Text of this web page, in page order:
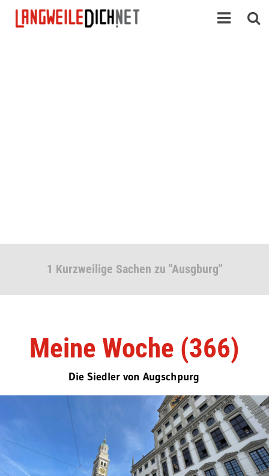
1 Kurzweilige Sachen zu "Ausgburg"
Meine Woche (366)
Die Siedler von Augschpurg